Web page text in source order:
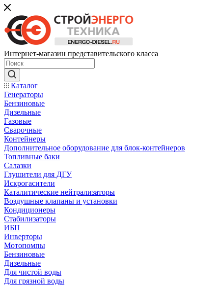
Интернет-магазин представительского класса
Каталог
Генераторы
Бензиновые
Дизельные
Газовые
Сварочные
Контейнеры
Дополнительное оборудование для блок-контейнеров
Топливные баки
Салазки
Глушители для ДГУ
Искрогасители
Каталитические нейтрализаторы
Воздушные клапаны и установки
Кондиционеры
Стабилизаторы
ИБП
Инверторы
Мотопомпы
Бензиновые
Дизельные
Для чистой воды
Для грязной воды